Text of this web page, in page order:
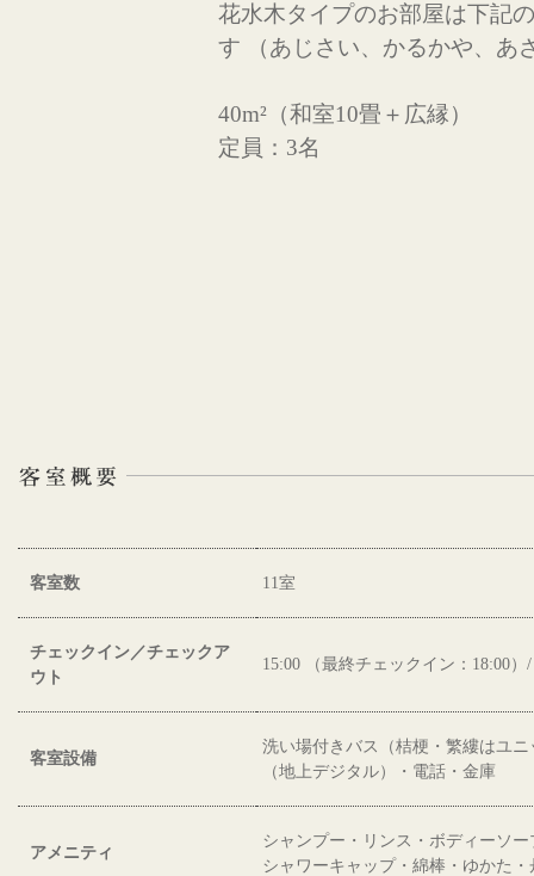
花水木タイプのお部屋は下記
す （あじさい、かるかや、あ
40m²（和室10畳＋広縁）
定員：3名
客室数 11室
チェックイン／チェックア
ウト
15:00 （最終チェックイン：18:00）/
客室設備
洗い場付きバス（桔梗・繁縷はユ
（地上デジタル）・電話・金庫
アメニティ
シャンプー・リンス・ボディーソ
シャワーキャップ・綿棒・ゆかた